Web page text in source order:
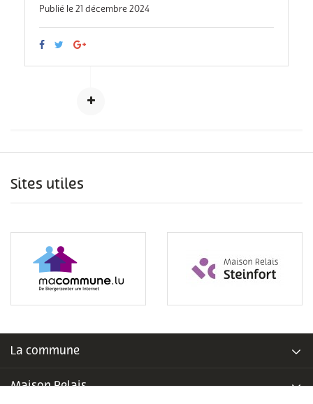
Publié le 21 décembre 2024
Sites utiles
La commune
Maison Relais